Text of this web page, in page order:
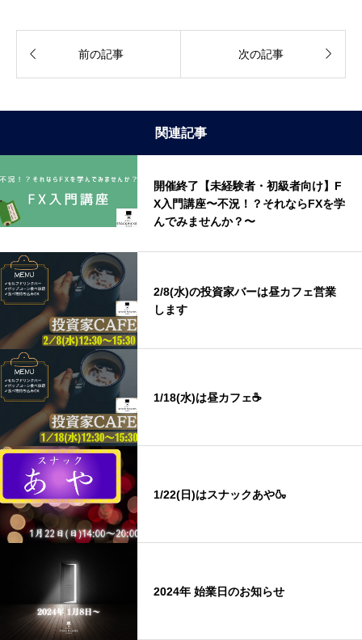
 前の記事 次の記事 
関連記事
開催終了【未経験者・初級者向け】F
X入門講座〜不況！？それならFXを学
んでみませんか？〜
2/8(水)の投資家バーは昼カフェ営業
します
1/18(水)は昼カフェ☕️
1/22(日)はスナックあや🍶
2024年 始業日のお知らせ